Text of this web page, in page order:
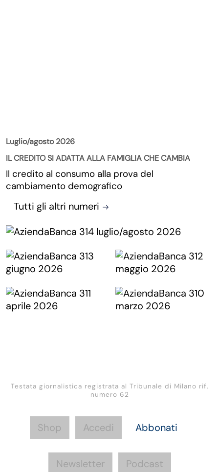
Luglio/agosto 2026
IL CREDITO SI ADATTA ALLA FAMIGLIA CHE CAMBIA
Il credito al consumo alla prova del
cambiamento demografico
Tutti gli altri numeri
Testata giornalistica registrata al Tribunale di Milano rif.
numero 62
Shop Accedi Abbonati
Newsletter Podcast